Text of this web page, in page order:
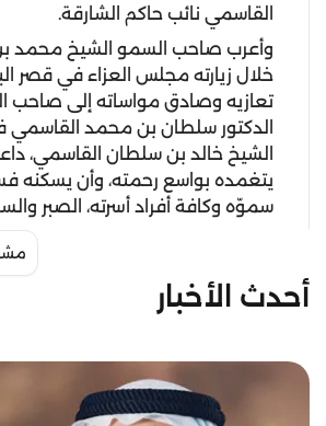
القاسمي نائب حاكم الشارقة.
وأعرب صاحب السمو الشيخ محمد
خلال زيارته مجلس العزاء في قصر
تعازيه وصادق مواساته إلى صاحب
الدكتور سلطان بن محمد القاسمي
الشيخ خالد بن سلطان القاسمي،
يتغمده بواسع رحمته، وأن يسكنه
سموّه وكافة أفراد أسرته، الصبر
أحدث الأخبار